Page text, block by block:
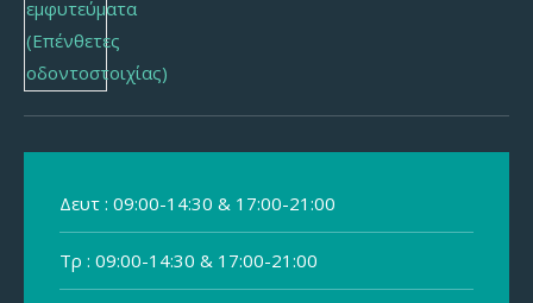
Δευτ : 09:00-14:30 & 17:00-21:00
Τρ : 09:00-14:30 & 17:00-21:00